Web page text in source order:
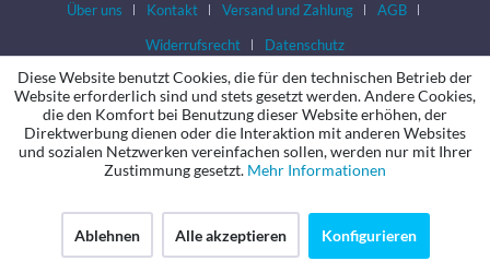
Über uns
Kontakt Versand und Zahlung
AGB
Widerrufsrecht
Datenschutz
Diese Website benutzt Cookies, die für den technischen Betrieb der
Website erforderlich sind und stets gesetzt werden. Andere Cookies,
die den Komfort bei Benutzung dieser Website erhöhen, der
Direktwerbung dienen oder die Interaktion mit anderen Websites
und sozialen Netzwerken vereinfachen sollen, werden nur mit Ihrer
Zustimmung gesetzt. Mehr Informationen
Ablehnen Alle akzeptieren Konfigurieren